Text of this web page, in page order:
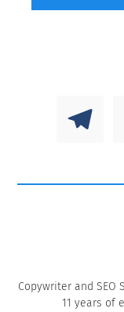
Copywriter and SEO
11 years of